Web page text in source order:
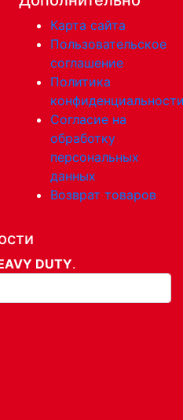
Карта сайта
Пользовательское
соглашение
Политика
Согласие на
обработку
персональных
данных
Возврат товаров
DUTY.